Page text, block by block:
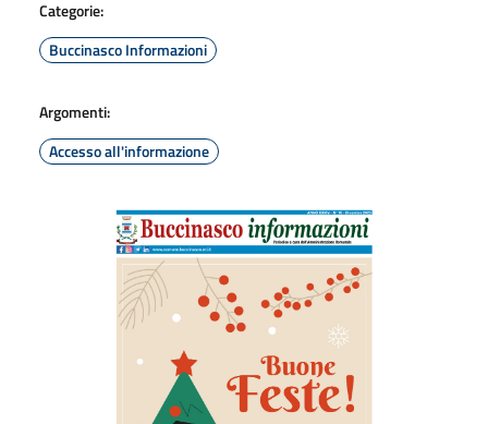
Categorie:
Buccinasco Informazioni
Argomenti:
Accesso all'informazione